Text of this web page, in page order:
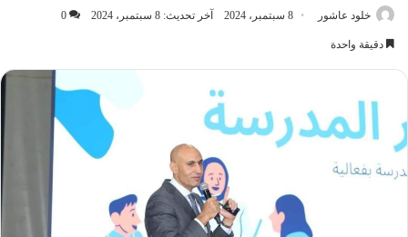
خلود عاشور 8 سبتمبر، 2024 آخر تحديث: 8 سبتمبر، 2024 0
دقيقة واحدة